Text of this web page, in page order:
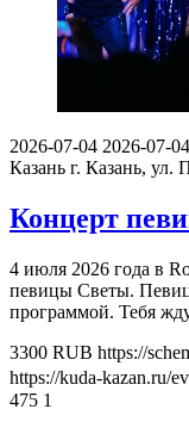
2026-07-04 2026-07-04
Казань г. Казань, ул.
Концерт
4 июля 2026 года в
певицы Светы.
программой. Тебя
3300 RUB https://
https://kuda-kazan.ru/
475 1